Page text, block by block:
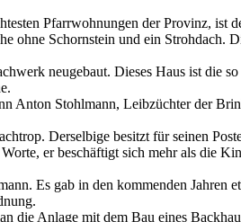
Pfarrwohnungen der Provinz, ist
ohne Schornstein und ein Strohdach.
neugebaut. Dieses Haus ist die
Anton Stohlmann, Leibzüchter der
Derselbige besitzt für seinen
er beschäftigt sich mehr als die
Es gab in den kommenden Jahren
die Anlage mit dem Bau eines